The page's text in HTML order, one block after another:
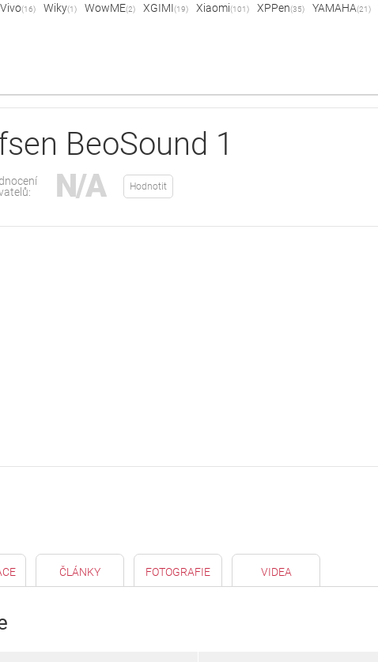
Vivo(16) Wiky(1) WowME(2) XGIMI(19) Xiaomi(101) XPPen(35) YAMAHA(21)
BeoSound 1
N/A Hodnotit
ČLÁNKY FOTOGRAFIE VIDEA